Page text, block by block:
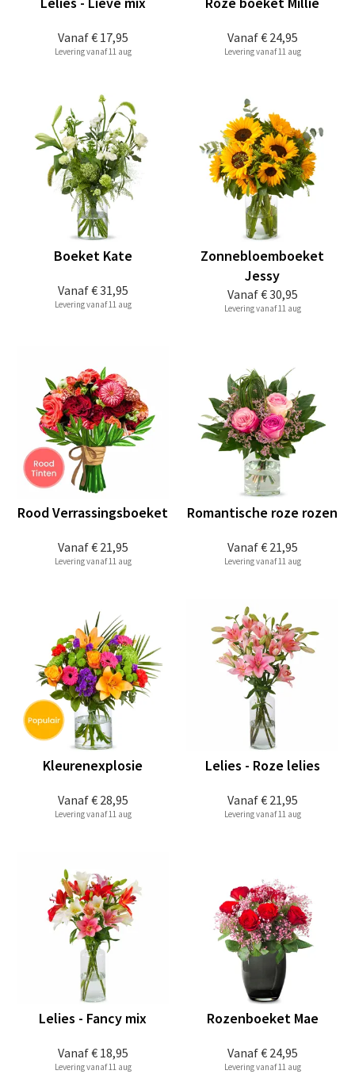
Vanaf€ 17,95
Levering vanaf 11 aug
Vanaf€ 24,95
Levering vanaf 11 aug
Vanaf€ 31,95
Boeket Kate
Levering vanaf 11 aug
Vanaf€ 30,95
Zonnebloemboeket
Jessy
Levering vanaf 11 aug
Vanaf€ 21,95
Rood Verrassingsboeket
Levering vanaf 11 aug
Vanaf€ 21,95
Romantische roze rozen
Levering vanaf 11 aug
Vanaf€ 28,95
Kleurenexplosie
Levering vanaf 11 aug
Vanaf€ 21,95
Lelies - Roze lelies
Levering vanaf 11 aug
Vanaf€ 18,95
Lelies - Fancy mix
Levering vanaf 11 aug
Vanaf€ 24,95
Rozenboeket Mae
Levering vanaf 11 aug